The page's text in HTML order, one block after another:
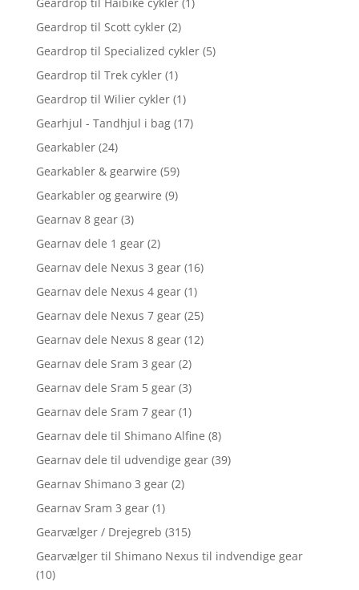
Geardrop til Scott cykler (2)
Geardrop til Specialized cykler (5)
Geardrop til Trek cykler (1)
Geardrop til Wilier cykler (1)
Gearhjul - Tandhjul i bag (17)
Gearkabler (24)
Gearkabler & gearwire (59)
Gearkabler og gearwire (9)
Gearnav 8 gear (3)
Gearnav dele 1 gear (2)
Gearnav dele Nexus 3 gear (16)
Gearnav dele Nexus 4 gear (1)
Gearnav dele Nexus 7 gear (25)
Gearnav dele Nexus 8 gear (12)
Gearnav dele Sram 3 gear (2)
Gearnav dele Sram 5 gear (3)
Gearnav dele Sram 7 gear (1)
Gearnav dele til Shimano Alfine (8)
Gearnav dele til udvendige gear (39)
Gearnav Shimano 3 gear (2)
Gearnav Sram 3 gear (1)
Gearvælger / Drejegreb (315)
Gearvælger til Shimano Nexus til indvendige gear
(10)